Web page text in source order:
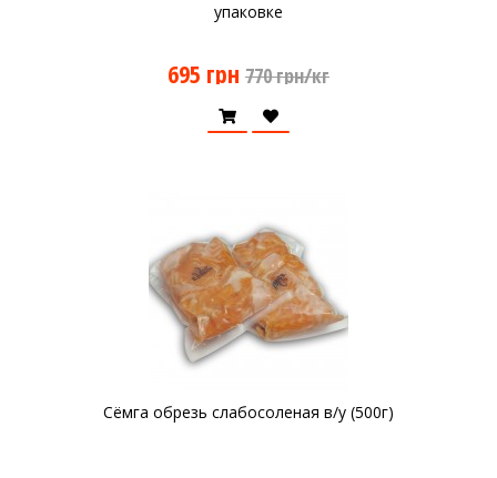
упаковке
695 грн 770 грн/кг
Сёмга обрезь слабосоленая в/у (500г)